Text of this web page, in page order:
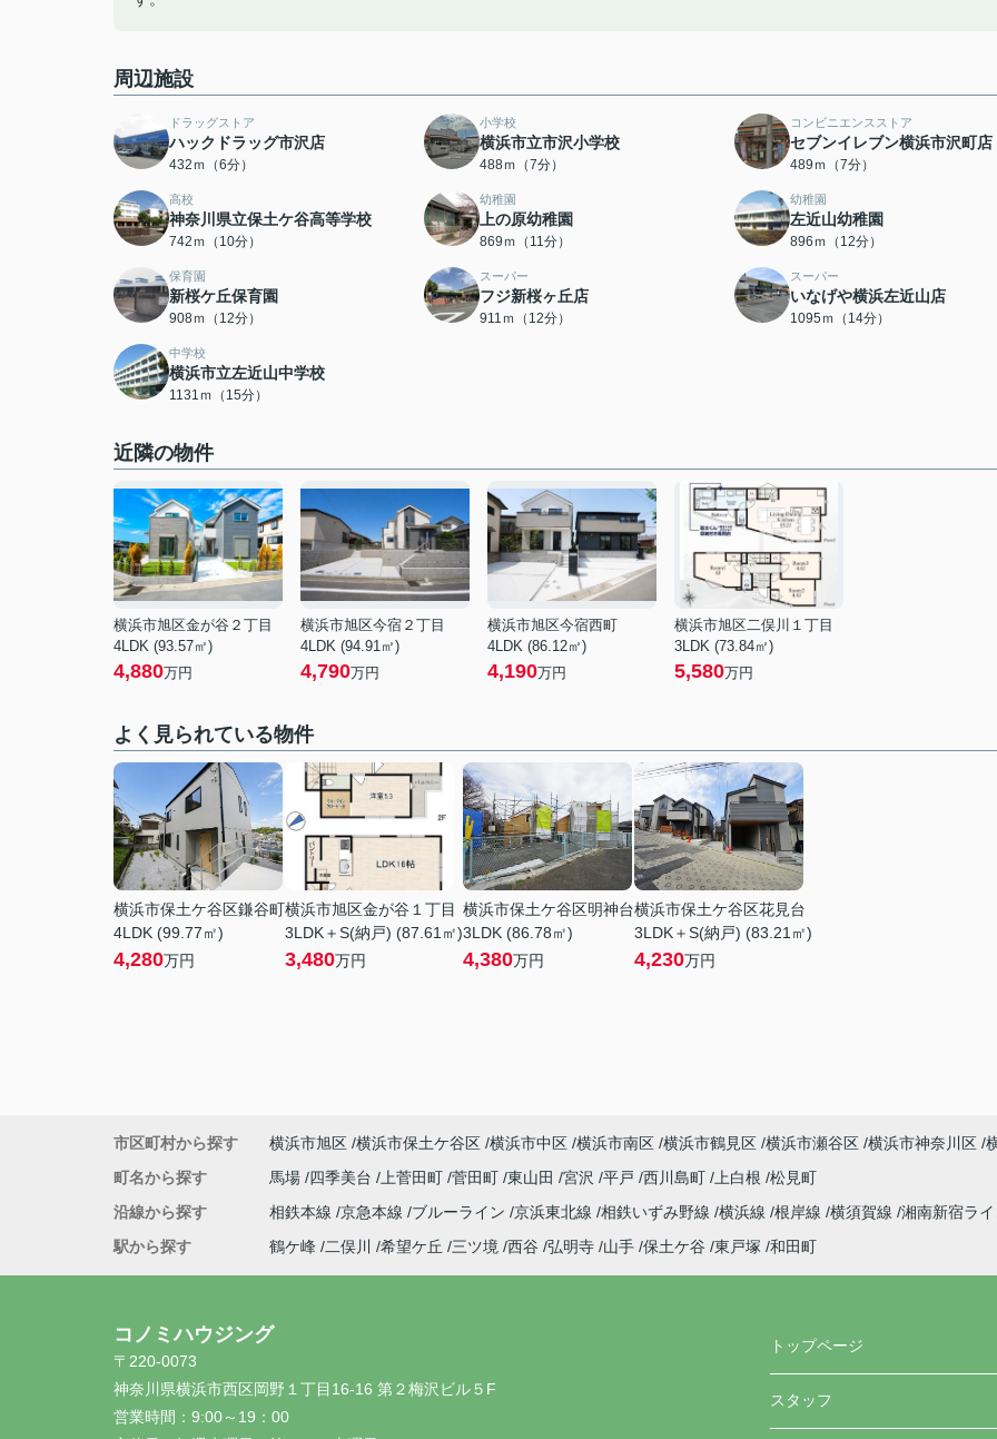
周辺施設
ドラッグストア
ハックドラッグ市沢店
432ｍ（6分）
小学校
横浜市立市沢小学校
488ｍ（7分）
コンビニエンスストア
セブンイレブン横浜市沢町店
489ｍ（7分）
高校
神奈川県立保土ケ谷高等学校
742ｍ（10分）
幼稚園
上の原幼稚園
869ｍ（11分）
幼稚園
左近山幼稚園
896ｍ（12分）
保育園
新桜ケ丘保育園
908ｍ（12分）
スーパー
フジ新桜ヶ丘店
911ｍ（12分）
スーパー
いなげや横浜左近山店
1095ｍ（14分）
中学校
横浜市立左近山中学校
1131ｍ（15分）
近隣の物件
横浜市旭区金が谷２丁目
4LDK (93.57㎡)
4,880万円
横浜市旭区今宿２丁目
4LDK (94.91㎡)
4,790万円
横浜市旭区今宿西町
4LDK (86.12㎡)
4,190万円
横浜市旭区二俣川１丁目
3LDK (73.84㎡)
5,580万円
よく見られている物件
横浜市保土ケ谷区鎌谷町
4LDK (99.77㎡)
4,280万円
横浜市旭区金が谷１丁目
3LDK＋S(納戸) (87.61㎡)
3,480万円
横浜市保土ケ谷区明神台
3LDK (86.78㎡)
4,380万円
横浜市保土ケ谷区花見台
3LDK＋S(納戸) (83.21㎡)
4,230万円
市区町村から探す 横浜市旭区 横浜市保土ケ谷区 横浜市中区 横浜市南区 横浜市鶴見区 横浜市瀬谷区 横浜市神奈川区
町名から探す
馬場 四季美台 上菅田町 菅田町 東山田 宮沢 平戸 西川島町 上白根 松見町
沿線から探す
相鉄本線 京急本線 ブルーライン 京浜東北線 相鉄いずみ野線 横浜線 根岸線 横須賀線 湘南新宿ラ
駅から探す
鶴ケ峰 二俣川 希望ケ丘 三ツ境 西谷 弘明寺 山手 保土ケ谷 東戸塚 和田町
コノミハウジング
〒220-0073
神奈川県横浜市西区岡野１丁目16-16 第２梅沢ビル５F
営業時間： 9:00～19：00
トップページ
スタッフ